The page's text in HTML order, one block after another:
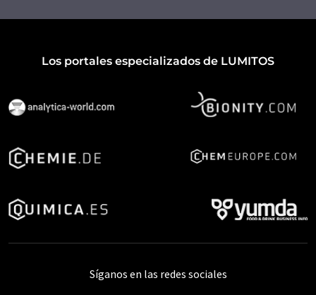
Los portales especializados de LUMITOS
Síganos en las redes sociales